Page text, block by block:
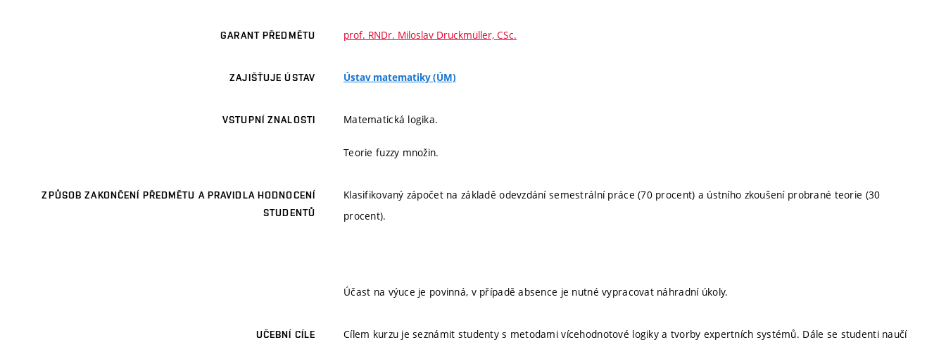
GARANT PŘEDMĚTU prof. RNDr. Miloslav Druckmüller, CSc.
ZAJIŠŤUJE ÚSTAV Ústav matematiky (ÚM)
VSTUPNÍ ZNALOSTI Matematická logika.
Teorie fuzzy množin.
ZPŮSOB ZAKONČENÍ PŘEDMĚTU A PRAVIDLA HODNOCENÍ
STUDENTŮ
Klasifikovaný zápočet na základě odevzdání semestrální práce (70 procent) a ústního zkoušení probrané teorie (30
procent).
Účast na výuce je povinná, v případě absence je nutné vypracovat náhradní úkoly.
UČEBNÍ CÍLE
Cílem kurzu je seznámit studenty s metodami vícehodnotové logiky a tvorby expertních systémů. Dále se studenti naučí